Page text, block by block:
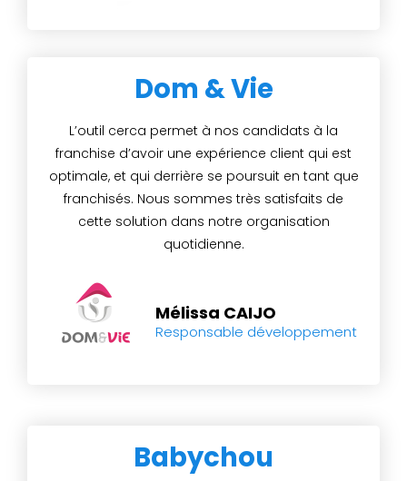
Dom & Vie
L’outil cerca permet à nos candidats à la
franchise d’avoir une expérience client qui est
optimale, et qui derrière se poursuit en tant que
franchisés. Nous sommes très satisfaits de
cette solution dans notre organisation
quotidienne.
Mélissa CAIJO
Responsable développement
Babychou